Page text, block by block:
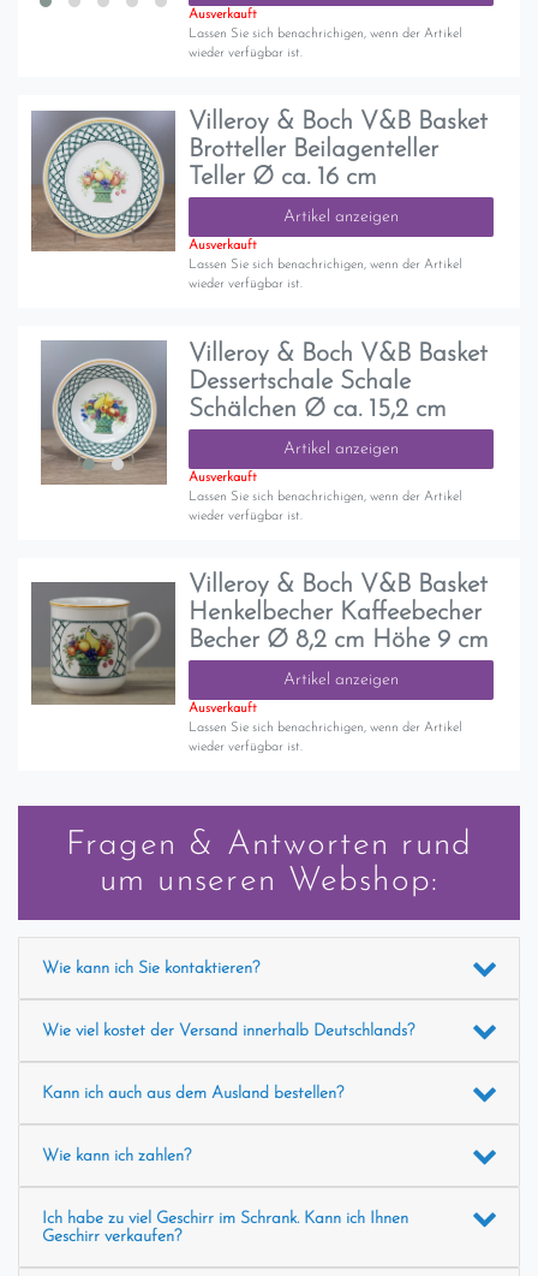
Ausverkauft
Lassen Sie sich benachrichigen, wenn der Artikel
wieder verfügbar ist.
Villeroy & Boch V&B Basket
Brotteller Beilagenteller
Teller Ø ca. 16 cm
Artikel anzeigen
Ausverkauft
Lassen Sie sich benachrichigen, wenn der Artikel
wieder verfügbar ist.
Villeroy & Boch V&B Basket
Dessertschale Schale
Schälchen Ø ca. 15,2 cm
Artikel anzeigen
Ausverkauft
Lassen Sie sich benachrichigen, wenn der Artikel
wieder verfügbar ist.
Villeroy & Boch V&B Basket
Henkelbecher Kaffeebecher
Becher Ø 8,2 cm Höhe 9 cm
Artikel anzeigen
Ausverkauft
Lassen Sie sich benachrichigen, wenn der Artikel
wieder verfügbar ist.
Fragen & Antworten rund
um unseren Webshop:
Wie kann ich Sie kontaktieren?
Wie viel kostet der Versand innerhalb Deutschlands?
Kann ich auch aus dem Ausland bestellen?
Wie kann ich zahlen?
Ich habe zu viel Geschirr im Schrank. Kann ich Ihnen
Geschirr verkaufen?